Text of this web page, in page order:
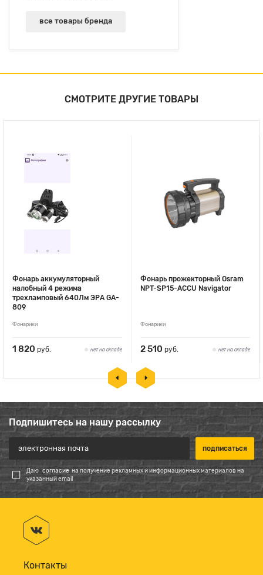
все товары бренда
СМОТРИТЕ ДРУГИЕ ТОВАРЫ
Фонарь аккумуляторный
налобный 4 режима
трехламповый 640Лм ЭРА GA-
809
Фонарики
1 820 руб. нет на складе
Фонарь прожекторный Osram
NPT-SP15-ACCU Navigator
Фонарики
2 510 руб. нет на складе
Подпишитесь на нашу рассылку
Даю согласие на получение рекламных и информационных материалов на
указанный email
Контакты